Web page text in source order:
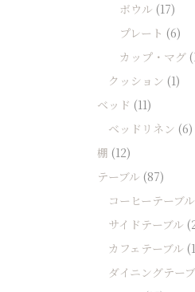
ボウル (17)
プレート (6)
カップ・マグ
クッション (1)
ベッド (11)
ベッドリネン (6)
棚 (12)
テーブル (87)
コーヒーテーブル
サイドテーブル
カフェテーブル
ダイニングテー